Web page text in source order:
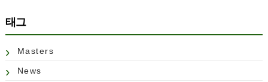
태그
Masters
News